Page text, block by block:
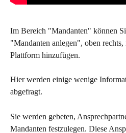
Im Bereich "Mandanten" können
"Mandanten anlegen", oben
Plattform hinzufügen.
Hier werden einige wenige
abgefragt.
Sie werden gebeten,
Mandanten festzulegen. Diese